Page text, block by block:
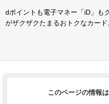
dポイントも電子マネー「iD」も
がザクザクたまるおトクなカード
このページの情報